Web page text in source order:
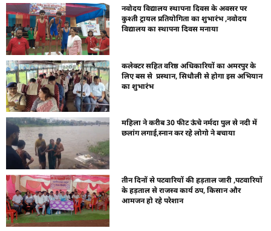
नवोदय विद्यालय स्थापना दिवस के अवसर पर
कुश्ती ट्रायल प्रतियोगिता का शुभारंभ ,नवोदय
विद्यालय का स्थापना दिवस मनाया
कलेक्टर सहित वरिष्ठ अधिकारियों का अमरपुर के
लिए बस से प्रस्थान, सिधौली से होगा इस अभियान
का शुभारंभ
महिला ने करीब 30 फीट ऊंचे नर्मदा पुल से नदी में
छलांग लगाई,स्नान कर रहे लोगो ने बचाया
तीन दिनों से पटवारियों की हड़ताल जारी ,पटवारियों
के हड़ताल से राजस्व कार्य ठप, किसान और
आमजन हो रहे परेशान